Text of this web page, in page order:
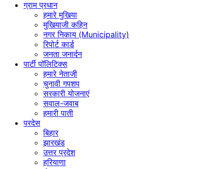
ग्राम प्रधान
हमारे मुखिया
मुखियाजी कहिन
नगर निकाय (Municipality)
रिपोर्ट कार्ड
जनता जनार्दन
पार्टी पॉलिटिक्स
हमारे नेताजी
चुनावी गपशप
सरकारी योजनाएं
सवाल-जवाब
हमारी पाती
परदेस
बिहार
झारखंड
उत्तर प्रदेश
हरियाणा